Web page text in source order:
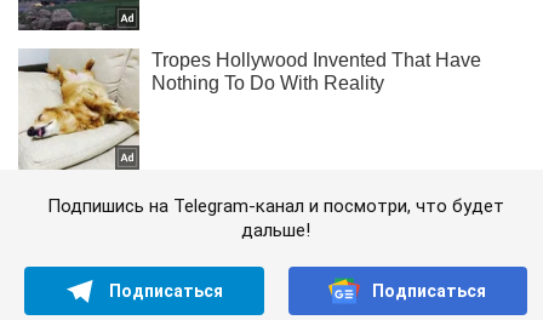
Подпишись на Telegram-канал и посмотри, что будет
дальше!
Подписаться Подписаться